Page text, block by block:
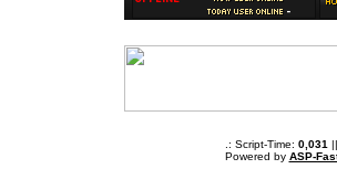
.: Script-Time: 0,031
Powered by ASP-